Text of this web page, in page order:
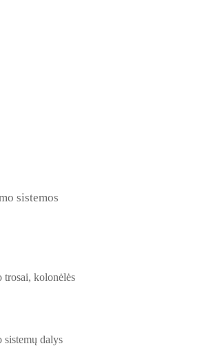
sistemos
kolonėlės
dalys